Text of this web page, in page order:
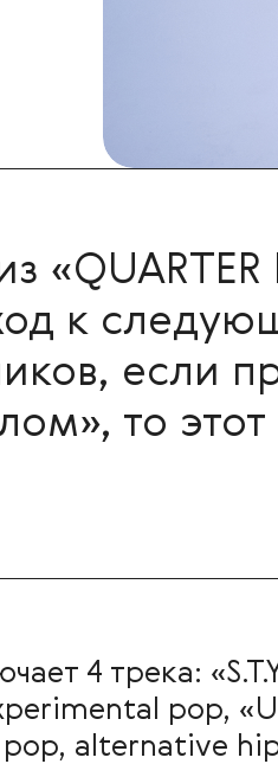
к
если
то
4 трека:
pop,
alternative